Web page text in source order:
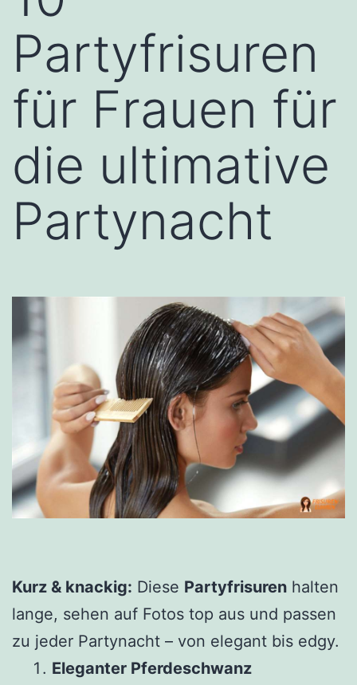
Partyfrisuren
für Frauen für
die ultimative
Partynacht
Kurz & knackig: Diese Partyfrisuren halten
lange, sehen auf Fotos top aus und passen
zu jeder Partynacht – von elegant bis edgy.
Eleganter Pferdeschwanz